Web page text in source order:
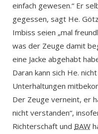
einfach gewesen.“ Er
gegessen, sagt He.
Imbiss seien „mal
was der Zeuge damit
eine Jacke abgehabt
Daran kann sich He.
Unterhaltungen
Der Zeuge verneint, er
nicht verstanden“,
Richterschaft und BAW